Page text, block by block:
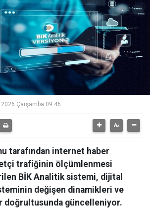
Çarşamba 09:46
tarafından internet haber
trafiğinin ölçümlenmesi
BİK Analitik sistemi, dijital
değişen dinamikleri ve
doğrultusunda güncelleniyor.